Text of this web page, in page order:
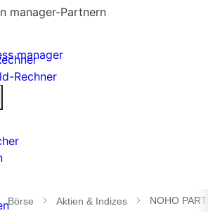
manager
Börse Aktien & Indizes NOHO
manager-Partnern
Rechner